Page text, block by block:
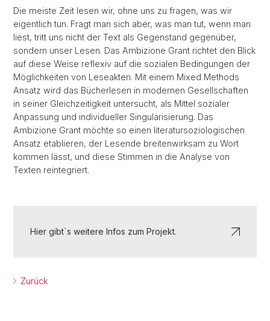
Die meiste Zeit lesen wir, ohne uns zu fragen, was wir
eigentlich tun. Fragt man sich aber, was man tut, wenn man
liest, tritt uns nicht der Text als Gegenstand gegenüber,
sondern unser Lesen. Das Ambizione Grant richtet den Blick
auf diese Weise reflexiv auf die sozialen Bedingungen der
Möglichkeiten von Leseakten. Mit einem Mixed Methods
Ansatz wird das Bücherlesen in modernen Gesellschaften
in seiner Gleichzeitigkeit untersucht, als Mittel sozialer
Anpassung und individueller Singularisierung. Das
Ambizione Grant möchte so einen literatursoziologischen
Ansatz etablieren, der Lesende breitenwirksam zu Wort
kommen lässt, und diese Stimmen in die Analyse von
Texten reintegriert.
Hier gibt`s weitere Infos zum Projekt.
Zurück